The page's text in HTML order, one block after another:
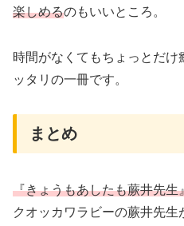
楽しめるのもいいところ。
時間がなくてもちょっとだ
ッタリの一冊です。
まとめ
『きょうもあしたも蕨井先生
クオッカワラビーの蕨井先